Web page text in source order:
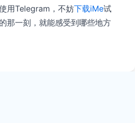
用Telegram，不妨下载iMe试
一刻，就能感受到哪些地方